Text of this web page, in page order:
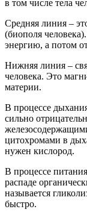
в том числе тела
Средняя линия –
(биополя
энергию, а потом
Нижняя линия –
человека. Это
материи.
В процессе
сильно
цитохромами в
нужен кислород.
В процессе
распаде
называется
быстро.